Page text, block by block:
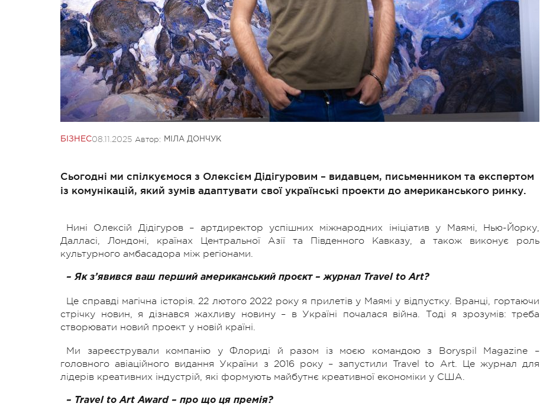
БІЗНЕС08.11.2025 Автор: МІЛА ДОНЧУК
Сьогодні ми спілкуємося з Олексієм Дідігуровим – видавцем, письменником та експертом
із комунікацій, який зумів адаптувати свої українські проекти до американського ринку.
Нині Олексій Дідігуров – артдиректор успішних міжнародних ініціатив у Маямі, Нью-Йорку,
Далласі, Лондоні, країнах Центральної Азії та Південного Кавказу, а також виконує роль
культурного амбасадора між регіонами.
– Як з’явився ваш перший американський проєкт – журнал Travel to Art?
Це справді магічна історія. 22 лютого 2022 року я прилетів у Маямі у відпустку. Вранці, гортаючи
стрічку новин, я дізнався жахливу новину – в Україні почалася війна. Тоді я зрозумів: треба
створювати новий проект у новій країні.
Ми зареєстрували компанію у Флориді й разом із моєю командою з Boryspil Magazine –
головного авіаційного видання України з 2016 року – запустили Travel to Art. Це журнал для
лідерів креативних індустрій, які формують майбутнє креативної економіки у США.
– Travel to Art Award – про що ця премія?